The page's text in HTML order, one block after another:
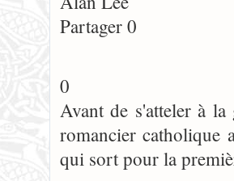
Partager 0
0
Avant de s'atteler à
romancier catholique
qui sort pour la